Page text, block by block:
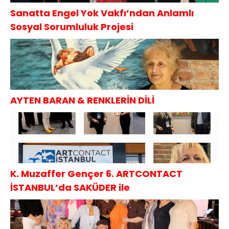
Sanatta Engel Yok Vakfı’ndan Anlamlı
Sosyal Sorumluluk Projesi
AYTEN BARAN & RENKLERİN DİLİ
K. Muzaffer Gençer 6. ARTCONTACT
İSTANBUL’da SAKÜDER ile